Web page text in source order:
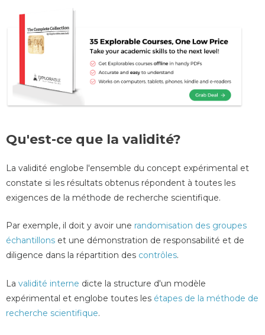
Qu'est-ce que la validité?
La validité englobe l'ensemble du concept expérimental et
constate si les résultats obtenus répondent à toutes les
exigences de la méthode de recherche scientifique.
Par exemple, il doit y avoir une randomisation des groupes
échantillons et une démonstration de responsabilité et de
diligence dans la répartition des contrôles.
La validité interne dicte la structure d'un modèle
expérimental et englobe toutes les étapes de la méthode de
recherche scientifique.